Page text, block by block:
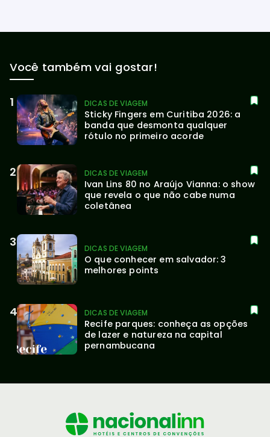
Você também vai gostar!
DICAS DE VIAGEM
Sticky Fingers em Curitiba 2026: a
banda que desmonta qualquer
rótulo no primeiro acorde
DICAS DE VIAGEM
Ivan Lins 80 no Araújo Vianna: o show
que revela o que não cabe numa
coletânea
DICAS DE VIAGEM
O que conhecer em salvador: 3
melhores points
DICAS DE VIAGEM
Recife parques: conheça as opções
de lazer e natureza na capital
pernambucana